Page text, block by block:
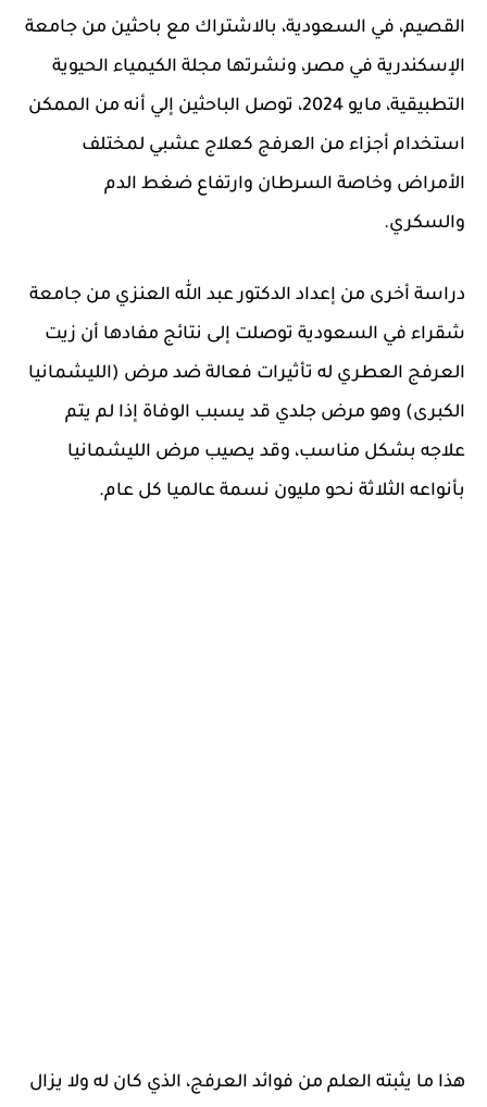
القصيم، في السعودية، بالاشتراك مع باحثين من جامعة
الإسكندرية في مصر، ونشرتها مجلة الكيمياء الحيوية
التطبيقية، مايو 2024، توصل الباحثين إلي أنه من الممكن
استخدام أجزاء من العرفج كعلاج عشبي لمختلف
الأمراض وخاصة السرطان وارتفاع ضغط الدم
والسكري.
دراسة أخرى من إعداد الدكتور عبد الله العنزي من جامعة
شقراء في السعودية توصلت إلى نتائج مفادها أن زيت
العرفج العطري له تأثيرات فعالة ضد مرض (الليشمانيا
الكبرى) وهو مرض جلدي قد يسبب الوفاة إذا لم يتم
علاجه بشكل مناسب، وقد يصيب مرض الليشمانيا
بأنواعه الثلاثة نحو مليون نسمة عالميا كل عام.
هذا ما يثبته العلم من فوائد العرفج، الذي كان له ولا يزال